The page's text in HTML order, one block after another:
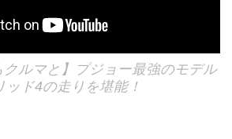
クルマと】プジョー最強のモデル
ド4の走りを堪能！